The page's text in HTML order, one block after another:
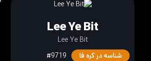
Lee Ye Bit
Lee Ye Bit
شناسه در کره فا
#9719